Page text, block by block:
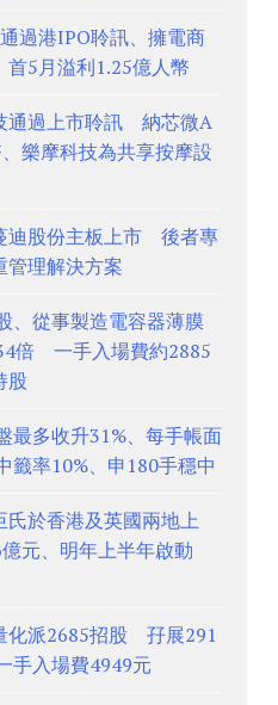
過港IPO聆訊、擁電商
5月溢利1.25億人幣
通過上市聆訊 納芯微A
樂摩科技為共享按摩設
迪股份主板上市 後者專
管理解決方案
、從事製造電容器薄膜
倍 一手入場費約2885
股
最多收升31%、每手帳面
率10%、申180手穩中
於香港及英國兩地上
元、明年上半年啟動
化派2685招股 孖展291
手入場費4949元